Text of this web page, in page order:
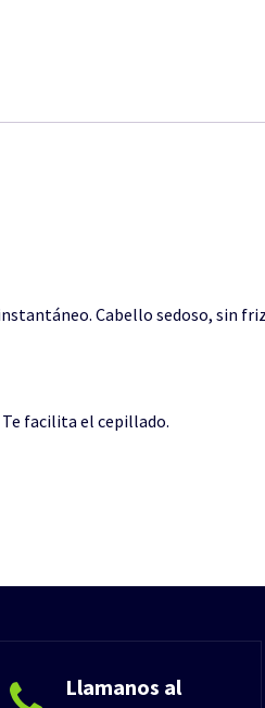
Cabello sedoso, sin
Te facilita el cepillado.
Llamanos al